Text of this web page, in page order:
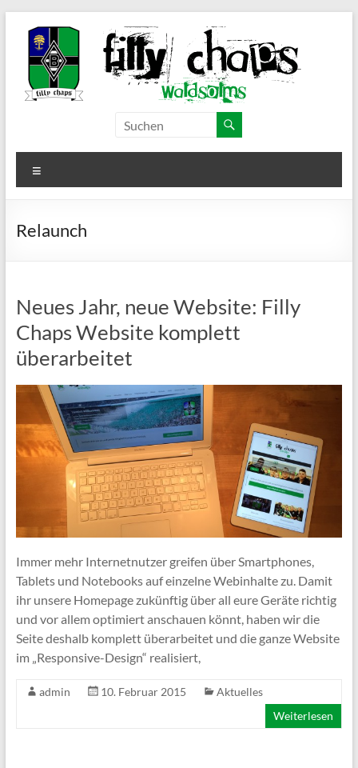
Inhalt
springen
Filly Chaps
–
Waldsolms
Relaunch
Neues Jahr, neue Website: Filly
Chaps Website komplett
überarbeitet
Immer mehr Internetnutzer greifen über Smartphones,
Tablets und Notebooks auf einzelne Webinhalte zu. Damit
ihr unsere Homepage zukünftig über all eure Geräte richtig
und vor allem optimiert anschauen könnt, haben wir die
Seite deshalb komplett überarbeitet und die ganze Website
im „Responsive-Design“ realisiert,
admin 10. Februar 2015
Aktuelles
Weiterlesen